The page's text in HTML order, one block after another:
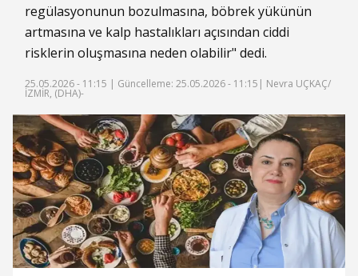
regülasyonunun bozulmasına, böbrek yükünün
artmasına ve kalp hastalıkları açısından ciddi
risklerin oluşmasına neden olabilir" dedi.
25.05.2026 - 11:15 | Güncelleme: 25.05.2026 - 11:15 | Nevra UÇKAÇ/
İZMİR, (DHA)-